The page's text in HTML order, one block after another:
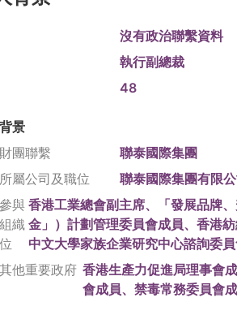
沒有政治聯繫資料
執行副總裁
48
景
團聯繫
聯泰國際集團
屬公司及職位
聯泰國際集團有限
與
織
香港工業總會副主席、「發展品牌
金」）計劃管理委員會成員、香港
中文大學家族企業研究中心諮詢委
他重要政府 香港生產力促進局理事會
會成員、禁毒常務委員會